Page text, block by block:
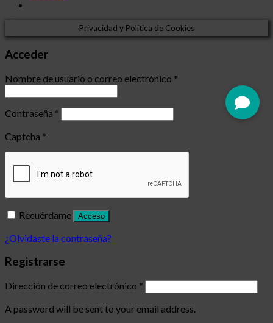
Privacidad y Política de Cookies
Acceder
Nombre de usuario o correo electrónico *
Contraseña *
Captcha *
Recuérdame Acceso
¿Olvidaste la contraseña?
Registrarse
Dirección de correo electrónico *
A password will be sent to your email address.